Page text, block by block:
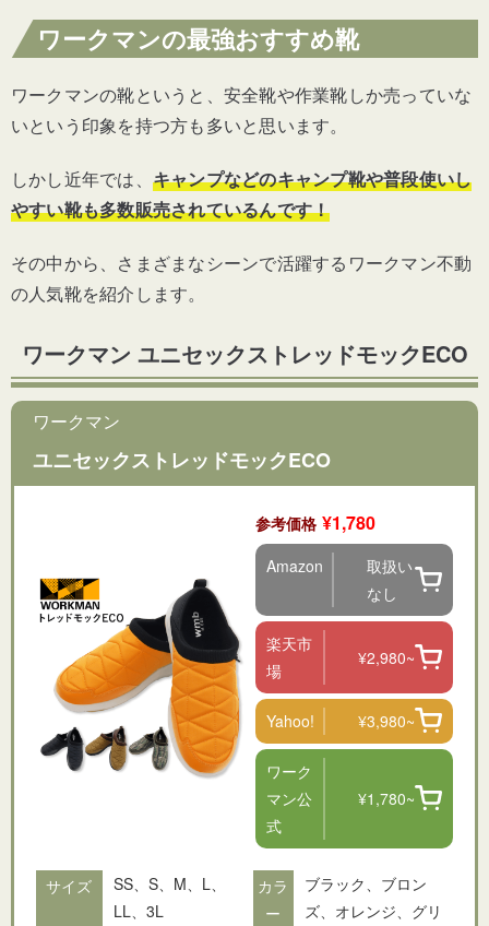
ワークマンの最強おすすめ靴
ワークマンの靴というと、安全靴や作業靴しか売っていな
いという印象を持つ方も多いと思います。
しかし近年では、 キャンプなどのキャンプ靴や普段使いし
やすい靴も多数販売されているんです！
その中から、 さまざまなシーンで活躍するワークマン不動
の人気靴を紹介します。
ワークマン ユニセックストレッドモックECO
ワークマン
ユニセックストレッドモックECO
参考価格 ¥1,780
Amazon
取扱い
なし
楽天市
場
¥2,980~
Yahoo! ¥3,980~
ワーク
マン公
式
¥1,780~
サイズ
SS、S、M、L、
LL、3L
カラ
ー
ブラック、ブロン
ズ、オレンジ、グリ